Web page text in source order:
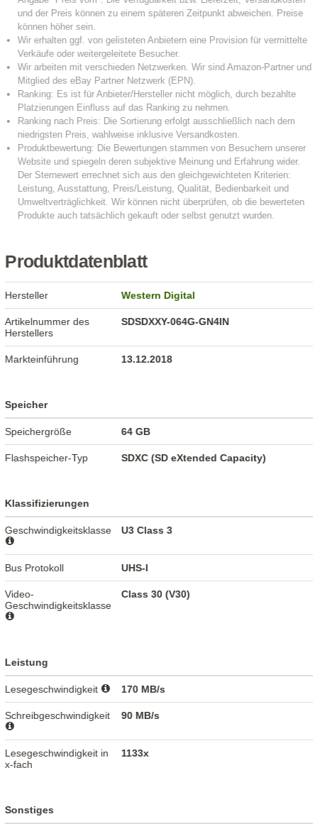
Produktdatenblatt
Hersteller Western Digital
Artikelnummer des
Herstellers
SDSDXXY-064G-GN4IN
Markteinführung 13.12.2018
Speicher
Speichergröße 64 GB
Flashspeicher-Typ SDXC (SD eXtended Capacity)
Klassifizierungen
Geschwindigkeitsklasse U3 Class 3
Bus Protokoll UHS-I
Video-
Geschwindigkeitsklasse
Class 30 (V30)
Leistung
Lesegeschwindigkeit 170 MB/s
Schreibgeschwindigkeit 90 MB/s
Lesegeschwindigkeit in
x-fach
1133x
Sonstiges